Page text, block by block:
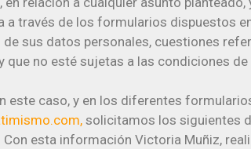
través de los formularios dispuestos
sus datos personales, cuestiones
que no esté sujetas a las condiciones de
este caso, y en los diferentes
, solicitamos los siguientes
esta información Victoria Muñiz,